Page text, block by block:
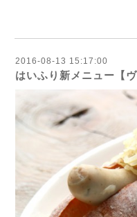
2016-08-13 15:17:00
はいふり新メニュー【